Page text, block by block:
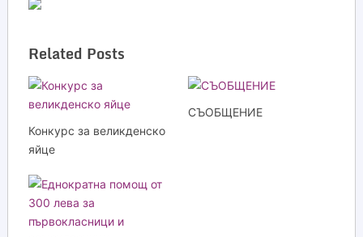
Related Posts
Конкурс за великденско
яйце
СЪОБЩЕНИЕ